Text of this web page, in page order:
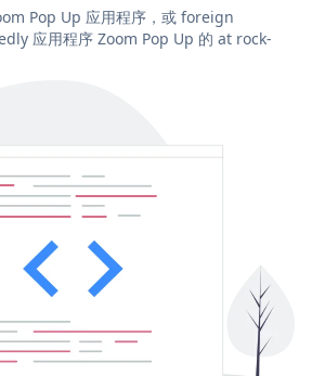
Pop Up 应用程序，或 foreign
应用程序 Zoom Pop Up 的 at rock-